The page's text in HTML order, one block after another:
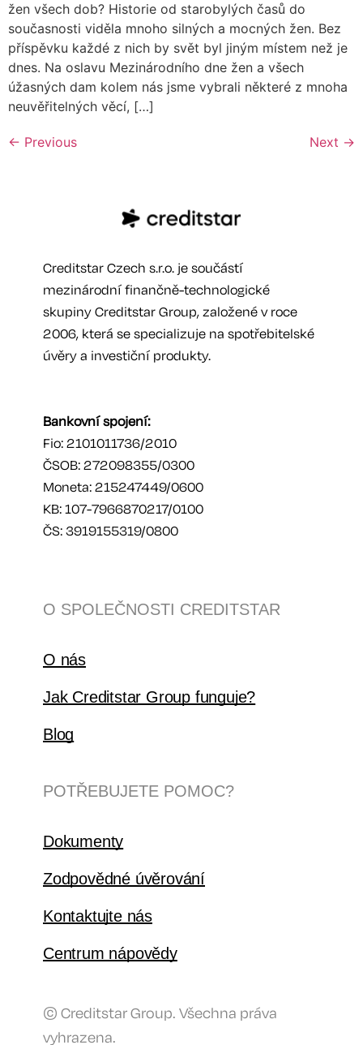
žen všech dob? Historie od starobylých časů do
současnosti viděla mnoho silných a mocných žen. Bez
příspěvku každé z nich by svět byl jiným místem než je
dnes. Na oslavu Mezinárodního dne žen a všech
úžasných dam kolem nás jsme vybrali některé z mnoha
neuvěřitelných věcí, […]
← Previous Next →
Creditstar Czech s.r.o. je součástí
mezinárodní finančně-technologické
skupiny Creditstar Group, založené v roce
2006, která se specializuje na spotřebitelské
úvěry a investiční produkty.
Bankovní spojení:
Fio: 2101011736/2010
ČSOB: 272098355/0300
Moneta: 215247449/0600
KB: 107-7966870217/0100
ČS: 3919155319/0800
O SPOLEČNOSTI CREDITSTAR
O nás
Jak Creditstar Group funguje?
Blog
POTŘEBUJETE POMOC?
Dokumenty
Zodpovědné úvěrování
Kontaktujte nás
Centrum nápovědy
© Creditstar Group. Všechna práva
vyhrazena.